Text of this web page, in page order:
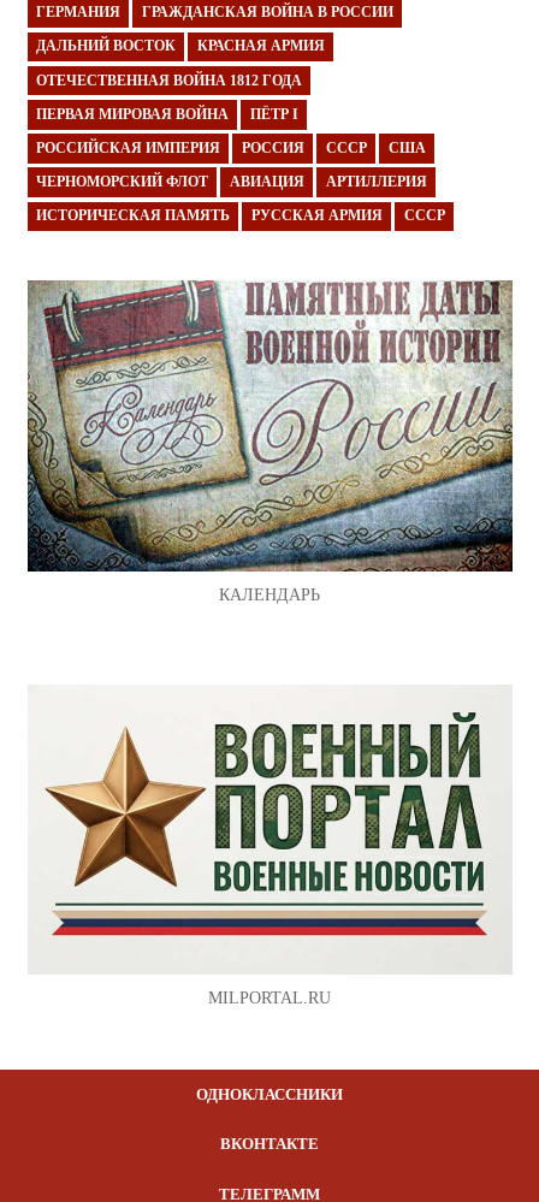
ГЕРМАНИЯ ГРАЖДАНСКАЯ ВОЙНА В РОССИИ
ДАЛЬНИЙ ВОСТОК КРАСНАЯ АРМИЯ
ОТЕЧЕСТВЕННАЯ ВОЙНА 1812 ГОДА
ПЕРВАЯ МИРОВАЯ ВОЙНА ПЁТР I
РОССИЙСКАЯ ИМПЕРИЯ РОССИЯ СССР США
ЧЕРНОМОРСКИЙ ФЛОТ АВИАЦИЯ АРТИЛЛЕРИЯ
ИСТОРИЧЕСКАЯ ПАМЯТЬ РУССКАЯ АРМИЯ СССР
КАЛЕНДАРЬ
MILPORTAL.RU
ОДНОКЛАССНИКИ
ВКОНТАКТЕ
ТЕЛЕГРАММ